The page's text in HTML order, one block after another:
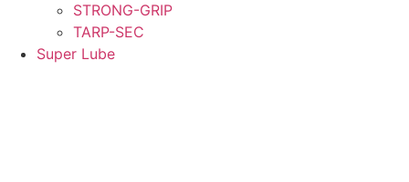
STRONG-GRIP
TARP-SEC
Super Lube